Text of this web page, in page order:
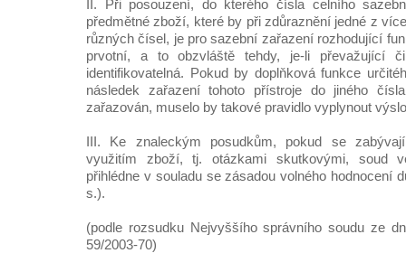
II. Při posouzení, do kterého čísla celního
předmětné zboží, které by při zdůraznění jedné z
různých čísel, je pro sazební zařazení rozhodující
prvotní, a to obzvláště tehdy, je-li převažující
identifikovatelná. Pokud by doplňková funkce
následek zařazení tohoto přístroje do jiného
zařazován, muselo by takové pravidlo vyplynout
III. Ke znaleckým posudkům, pokud se
využitím zboží, tj. otázkami skutkovými, soud
přihlédne v souladu se zásadou volného hodnocení
s.).
(podle rozsudku Nejvyššího správního soudu ze
59/2003-70)